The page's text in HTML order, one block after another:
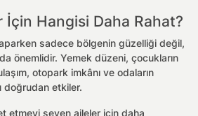
İçin Hangisi Daha Rahat?
sadece bölgenin güzelliği değil,
önemlidir. Yemek düzeni, çocukların
otopark imkânı ve odaların
doğrudan etkiler.
etmeyi seven aileler için daha